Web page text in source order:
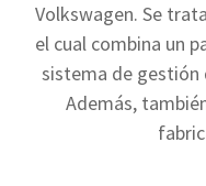
Volkswagen. Se
el cual combina un
sistema de gestión
Además,